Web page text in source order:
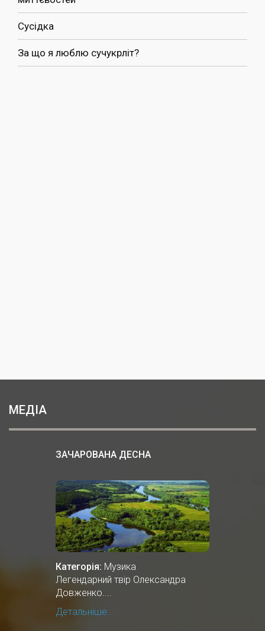
Сусідка
За що я люблю сучукрліт?
МЕДІА
ЗАЧАРОВАНА ДЕСНА
Категорія: Музика
Легендарний твір Олександра
Довженко....
Детальніше...